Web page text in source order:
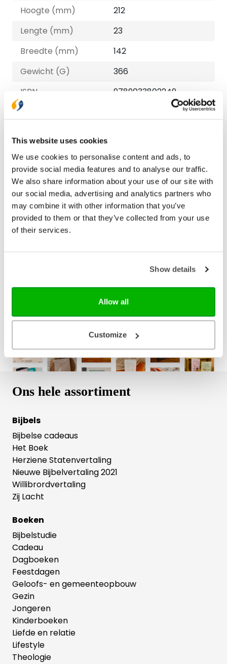
This website uses cookies
We use cookies to personalise content and ads, to
provide social media features and to analyse our traffic.
We also share information about your use of our site with
our social media, advertising and analytics partners who
may combine it with other information that you’ve
provided to them or that they’ve collected from your use
of their services.
Show details
Allow all
Customize
Hoogte (mm)
212
Lengte (mm)
23
Breedte (mm)
142
Gewicht (G)
366
ISBN
9789033802249
Druk
NUR-code
740
Auteur
Gary Chapman, Ross
Campbell
Taal
Nederlands
Aantal pagina's
Gratis retourneren
Ons hele assortiment
Bijbels
Bijbelse cadeaus
Het Boek
Herziene Statenvertaling
Nieuwe Bijbelvertaling 2021
Willibrordvertaling
Zij Lacht
Boeken
Bijbelstudie
Cadeau
Dagboeken
Feestdagen
Geloofs- en gemeenteopbouw
Gezin
Jongeren
Kinderboeken
Liefde en relatie
Lifestyle
Theologie